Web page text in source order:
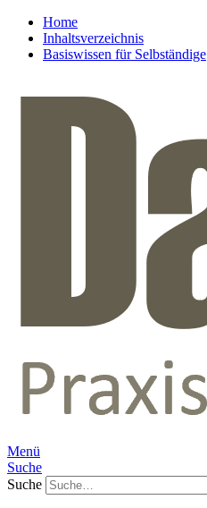
Home
Inhaltsverzeichnis
Basiswissen für Selbständige
Menü
Suche
Suche